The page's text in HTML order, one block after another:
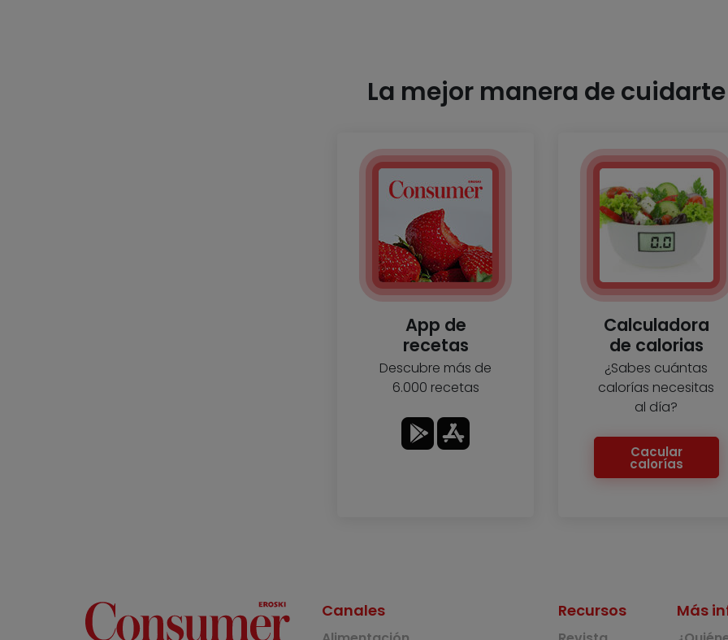
La mejor manera de cuidarte
App de
recetas
Descubre más de
6.000 recetas
Calculadora
de calorias
¿Sabes cuántas
calorías necesitas
al día?
Cacular
calorías
Canales Recursos Más